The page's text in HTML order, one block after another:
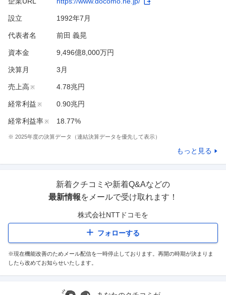
設立 1992年7月
代表者名 前田 義晃
資本金 9,496億8,000万円
決算月 3 月
売上高 ※ 4.78兆円
経常利益 ※ 0.90兆円
経常利益率※ 18.77%
※ 2025年度の決算データ（連結決算データを優先して表示）
もっと見る
新着クチコミや新着Q&Aなどの
最新情報をメールで受け取れます！
株式会社NTTドコモを
フォローする
※現在機能改善のためメール配信を一時停止しております。再開の時期が決まりま
したら改めてお知らせいたします。